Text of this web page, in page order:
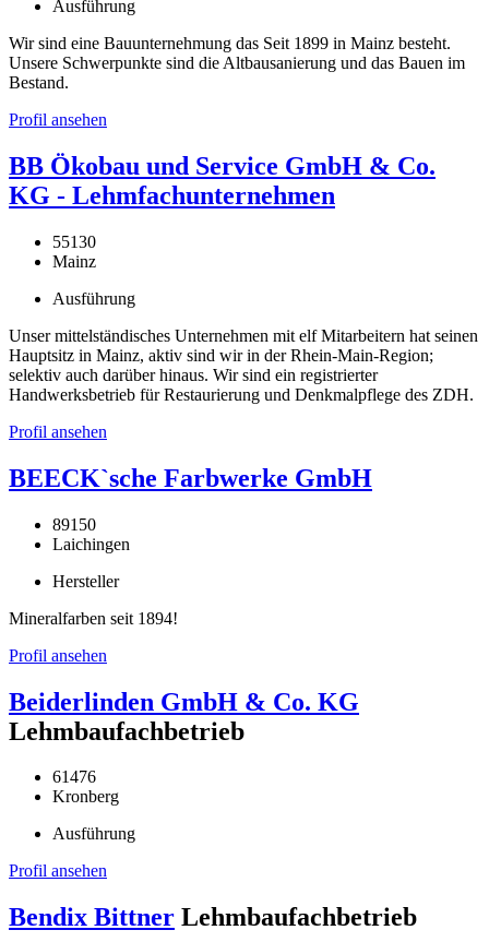
Ausführung
Wir sind eine Bauunternehmung das Seit 1899 in Mainz besteht.
Unsere Schwerpunkte sind die Altbausanierung und das Bauen im
Bestand.
Profil ansehen
BB Ökobau und Service GmbH & Co.
KG - Lehmfachunternehmen
55130
Mainz
Ausführung
Unser mittelständisches Unternehmen mit elf Mitarbeitern hat seinen
Hauptsitz in Mainz, aktiv sind wir in der Rhein-Main-Region;
selektiv auch darüber hinaus. Wir sind ein registrierter
Handwerksbetrieb für Restaurierung und Denkmalpflege des ZDH.
Profil ansehen
BEECK`sche Farbwerke GmbH
89150
Laichingen
Hersteller
Mineralfarben seit 1894!
Profil ansehen
Beiderlinden GmbH & Co. KG
Lehmbaufachbetrieb
61476
Kronberg
Ausführung
Profil ansehen
Bendix Bittner Lehmbaufachbetrieb